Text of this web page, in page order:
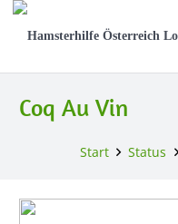
Coq Au Vin
Start Status